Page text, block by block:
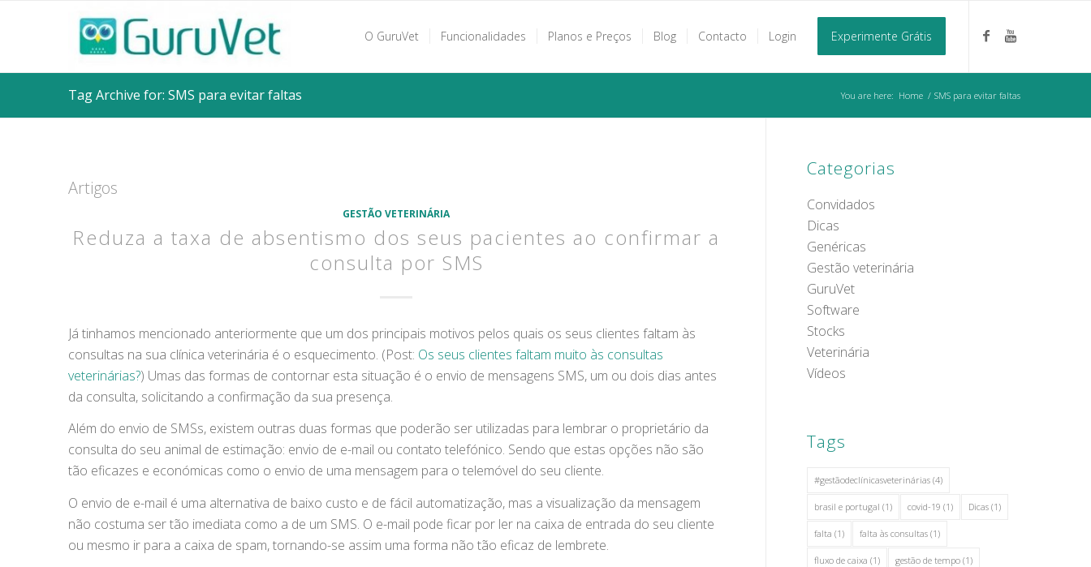
O GuruVet Funcionalidades Planos e Preços Blog Contacto Login Experimente Grátis
Tag Archive for: SMS para evitar faltas You are here: Home / SMS para evitar faltas
Artigos
GESTÃO VETERINÁRIA
Reduza a taxa de absentismo dos seus pacientes ao confirmar a
consulta por SMS
Já tinhamos mencionado anteriormente que um dos principais motivos pelos quais os seus clientes faltam às
consultas na sua clínica veterinária é o esquecimento. (Post: Os seus clientes faltam muito às consultas
veterinárias?) Umas das formas de contornar esta situação é o envio de mensagens SMS, um ou dois dias antes
da consulta, solicitando a confirmação da sua presença.
Além do envio de SMSs, existem outras duas formas que poderão ser utilizadas para lembrar o proprietário da
consulta do seu animal de estimação: envio de e-mail ou contato telefónico. Sendo que estas opções não são
tão eficazes e económicas como o envio de uma mensagem para o telemóvel do seu cliente.
O envio de e-mail é uma alternativa de baixo custo e de fácil automatização, mas a visualização da mensagem
não costuma ser tão imediata como a de um SMS. O e-mail pode ficar por ler na caixa de entrada do seu cliente
ou mesmo ir para a caixa de spam, tornando-se assim uma forma não tão eficaz de lembrete.
Categorias
Convidados
Dicas
Genéricas
Gestão veterinária
GuruVet
Software
Stocks
Veterinária
Vídeos
Tags
#gestãodeclínicasveterinárias(4)
brasil e portugal (1) covid-19 (1) Dicas(1)
falta (1) falta às consultas(1)
fluxo de caixa (1) gestão de tempo(1)